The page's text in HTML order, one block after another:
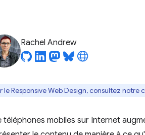
Rachel Andrew
le Responsive Web Design, consultez notre
téléphones mobiles sur Internet